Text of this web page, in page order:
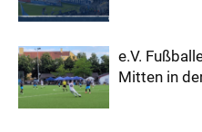
e.V.
Mitten in